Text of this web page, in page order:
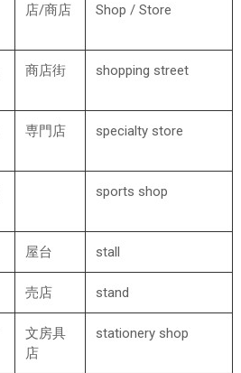
店/商店 Shop / Store
商店街 shopping street
専門店 specialty store
sports shop
屋台 stall
売店 stand
文房具
店
stationery shop